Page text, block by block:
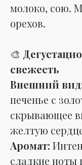
молоко, сою.
орехов.
🎨
свежесть
Внешний
печенье с
скрывающее
желтую
Аромат:
сладкие ноты